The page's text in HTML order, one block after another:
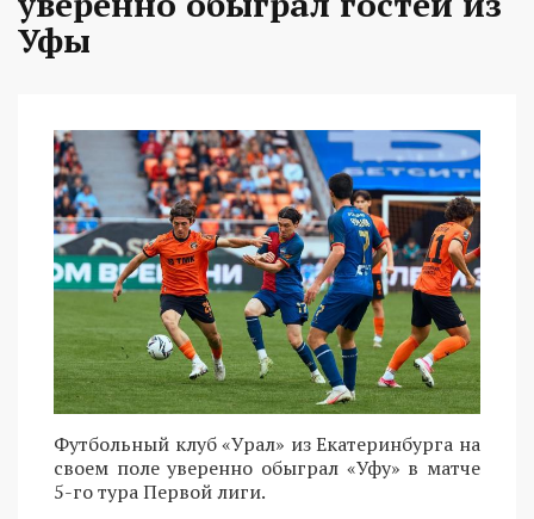
Уфы
Футбольный клуб «Урал» из Екатеринбурга на
своем поле уверенно обыграл «Уфу» в матче
5-го тура Первой лиги.